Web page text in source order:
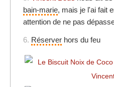
bain-marie, mais je l'ai fait
attention de ne pas
6. Réserver hors du feu